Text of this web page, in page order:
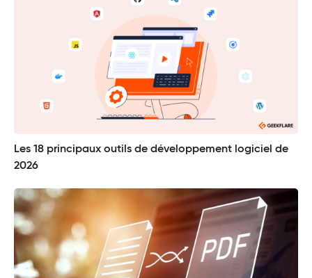
Les 18 principaux outils de développement logiciel de
2026